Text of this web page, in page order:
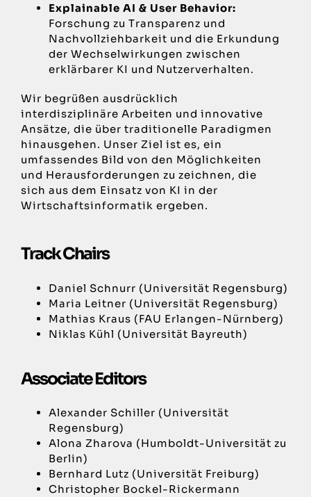
Explainable AI & User Behavior:
Forschung zu Transparenz und
Nachvollziehbarkeit und die Erkundung
der Wechselwirkungen zwischen
erklärbarer KI und Nutzerverhalten.
Wir begrüßen ausdrücklich
interdisziplinäre Arbeiten und innovative
Ansätze, die über traditionelle Paradigmen
hinausgehen. Unser Ziel ist es, ein
umfassendes Bild von den Möglichkeiten
und Herausforderungen zu zeichnen, die
sich aus dem Einsatz von KI in der
Wirtschaftsinformatik ergeben.
Track Chairs
Daniel Schnurr (Universität Regensburg)
Maria Leitner (Universität Regensburg)
Mathias Kraus (FAU Erlangen-Nürnberg)
Niklas Kühl (Universität Bayreuth)
Associate Editors
Alexander Schiller (Universität
Regensburg)
Alona Zharova (Humboldt-Universität zu
Berlin)
Bernhard Lutz (Universität Freiburg)
Christopher Bockel-Rickermann